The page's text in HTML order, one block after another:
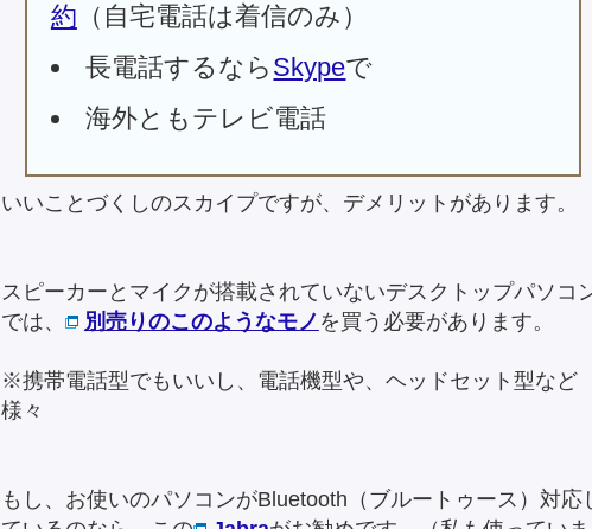
約 （自宅電話は着信のみ）
長電話するなら Skypeで
海外ともテレビ電話
いいことづくしのスカイプですが、デメリットがあります。
スピーカーとマイクが搭載されていないデスクトップパソコ
では、
別売りのこのようなモノ を買う必要があります。
※携帯電話型でもいいし、電話機型や、ヘッドセット型など
様々
もし、お使いのパソコンがBluetooth（ブルートゥース）対応